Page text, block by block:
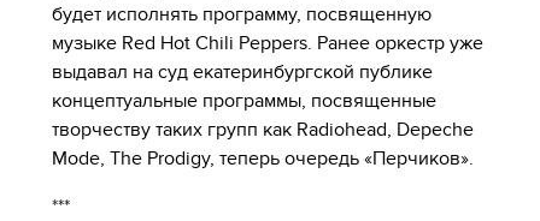
будет исполнять программу, посвященную
музыке Red Hot Chili Peppers. Ранее оркестр уже
выдавал на суд екатеринбургской публике
концептуальные программы, посвященные
творчеству таких групп как Radiohead, Depeche
Mode, The Prodigy, теперь очередь «Перчиков».
***